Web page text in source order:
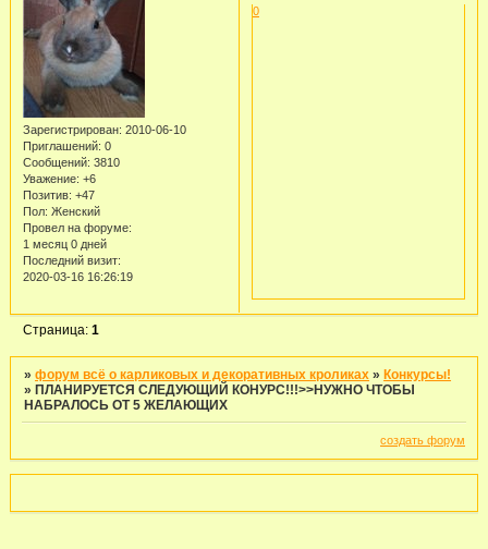
Зарегистрирован: 2010-06-10
Приглашений: 0
Сообщений: 3810
Уважение: +6
Позитив: +47
Пол: Женский
Провел на форуме:
1 месяц 0 дней
Последний визит:
2020-03-16 16:26:19
0
Страница:1
»форум всё о карликовых и декоративных кроликах » Конкурсы!
» ПЛАНИРУЕТСЯ СЛЕДУЮЩИЙ КОНУРС!!!>>НУЖНО ЧТОБЫ
НАБРАЛОСЬ ОТ 5 ЖЕЛАЮЩИХ
создать форум